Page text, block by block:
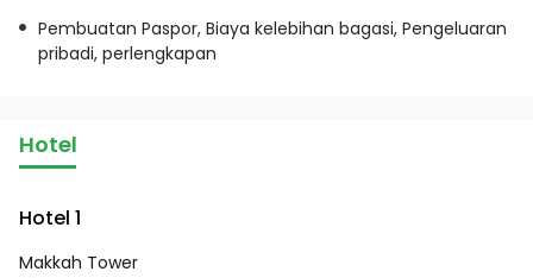
Pembuatan Paspor, Biaya kelebihan bagasi, Pengeluaran
pribadi, perlengkapan
Hotel
Hotel 1
Makkah Tower